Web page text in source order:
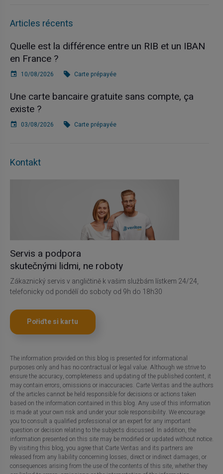
Articles récents
Quelle est la différence entre un RIB et un IBAN
en France ?
10/08/2026 Carte prépayée
Une carte bancaire gratuite sans compte, ça
existe ?
03/08/2026 Carte prépayée
Kontakt
Servis a podpora
skutečnými lidmi, ne roboty
Zákaznický servis v angličtině k vašim službám lístkem 24/24,
telefonicky od pondělí do soboty od 9h do 18h30
Pořiďte si kartu
The information provided on this blog is presented for informational
purposes only and has no contractual or legal value. Although we strive to
ensure the accuracy, completeness and updating of the published content, it
may contain errors, omissions or inaccuracies. Carte Veritas and the authors
of the articles cannot be held responsible for decisions or actions taken
based on the information contained in this blog. Any use of this information
is made at your own risk and under your sole responsibility. We encourage
you to consult a qualified professional or an expert for any important
question or decision relating to the subjects discussed. In addition, the
information presented on this site may be modified or updated without notice.
By visiting this blog, you agree that Carte Veritas and its partners are
released from any liability concerning losses, direct or indirect damages, or
consequences arising from the use of the contents of this site, whether they